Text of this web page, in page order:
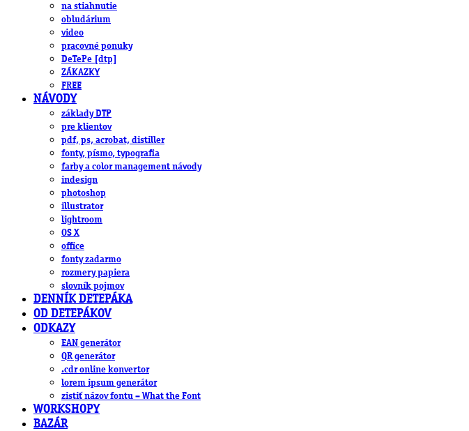
na stiahnutie
obludárium
video
pracovné ponuky
DeTePe [dtp]
ZÁKAZKY
FREE
NÁVODY
základy DTP
pre klientov
pdf, ps, acrobat, distiller
fonty, písmo, typografia
farby a color management návody
indesign
photoshop
illustrator
lightroom
OS X
office
fonty zadarmo
rozmery papiera
slovník pojmov
DENNÍK DETEPÁKA
OD DETEPÁKOV
ODKAZY
EAN generátor
QR generátor
.cdr online konvertor
lorem ipsum generátor
zistiť názov fontu – What the Font
WORKSHOPY
BAZÁR